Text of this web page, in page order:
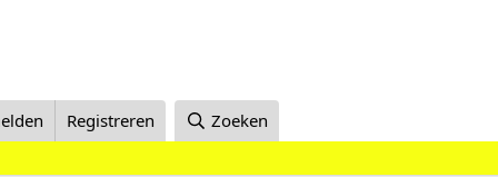
Registreren Zoeken